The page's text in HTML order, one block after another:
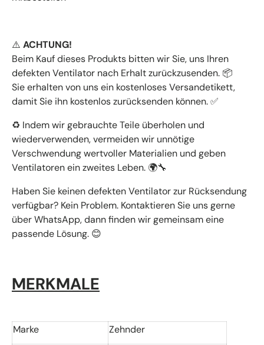
⚠️ ACHTUNG!
Beim Kauf dieses Produkts bitten wir Sie, uns Ihren
defekten Ventilator nach Erhalt zurückzusenden. 📦
Sie erhalten von uns ein kostenloses Versandetikett,
damit Sie ihn kostenlos zurücksenden können. ✅
♻️ Indem wir gebrauchte Teile überholen und
wiederverwenden, vermeiden wir unnötige
Verschwendung wertvoller Materialien und geben
Ventilatoren ein zweites Leben. 🌍🔧
Haben Sie keinen defekten Ventilator zur Rücksendung
verfügbar? Kein Problem. Kontaktieren Sie uns gerne
über WhatsApp, dann finden wir gemeinsam eine
passende Lösung. 😊
MERKMALE
Marke Zehnder